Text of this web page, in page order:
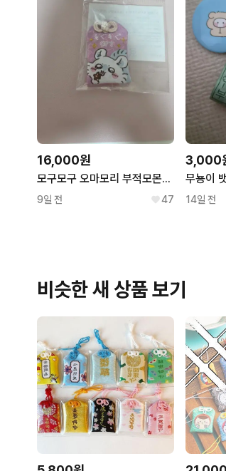
16,000원
모구모구 오마모리 부적모몬가 모몽가 치이카와
9일 전 47
3,000
무뇽이
14일 전
비슷한 새 상품 보기